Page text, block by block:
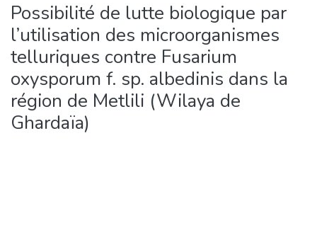
Possibilité de lutte biologique par
l’utilisation des microorganismes
telluriques contre Fusarium
oxysporum f. sp. albedinis dans la
région de Metlili (Wilaya de
Ghardaïa)